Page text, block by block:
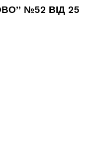
№52 ВІД 25